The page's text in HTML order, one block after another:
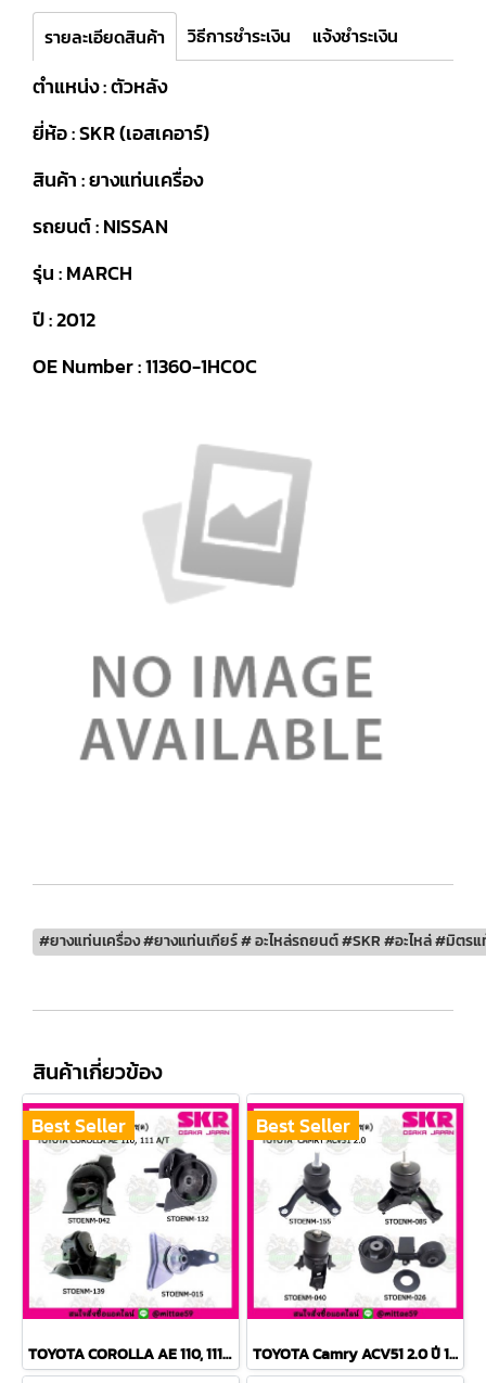
รายละเอียดสินค้า วิธีการชำระเงิน แจ้งชำระเงิน
ตำแหน่ง : ตัวหลัง
ยี่ห้อ : SKR (เอสเคอาร์)
สินค้า : ยางแท่นเครื่อง
รถยนต์ : NISSAN
รุ่น : MARCH
ปี : 2012
OE Number : 11360-1HC0C
#ยางแท่นเครื่อง #ยางแท่นเกียร์ # อะไหล่รถยนต์ #SKR #อะไหล่ #มิตร
สินค้าเกี่ยวข้อง
Best Seller
TOYOTA COROLLA AE 110, 111 A/T สามห่วง ยางแท่นเครื่องครบชุด SKR
Best Seller
TOYOTA Camry ACV51 2.0 ปี 12-18 ยางแท่นเครื่องครบชุด กระดูกหมา